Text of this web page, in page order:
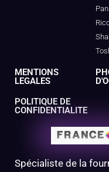
MENTIONS
LEGALES
POLITIQUE DE
CONFIDENTIALITE
Spécialiste de la